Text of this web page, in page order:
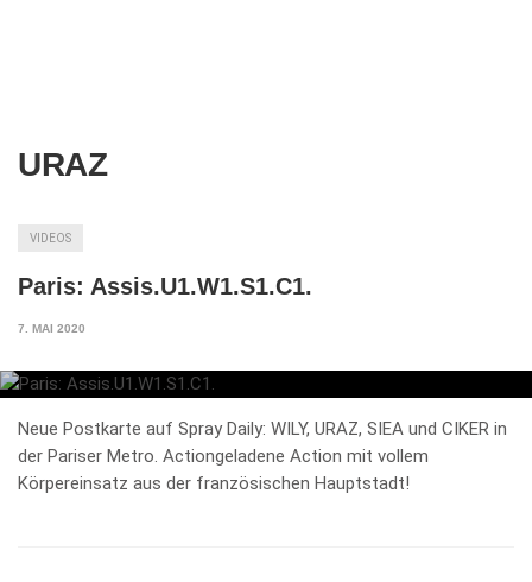
URAZ
VIDEOS
Paris: Assis.U1.W1.S1.C1.
7. MAI 2020
Neue Postkarte auf Spray Daily: WILY, URAZ, SIEA und CIKER in
der Pariser Metro. Actiongeladene Action mit vollem
Körpereinsatz aus der französischen Hauptstadt!